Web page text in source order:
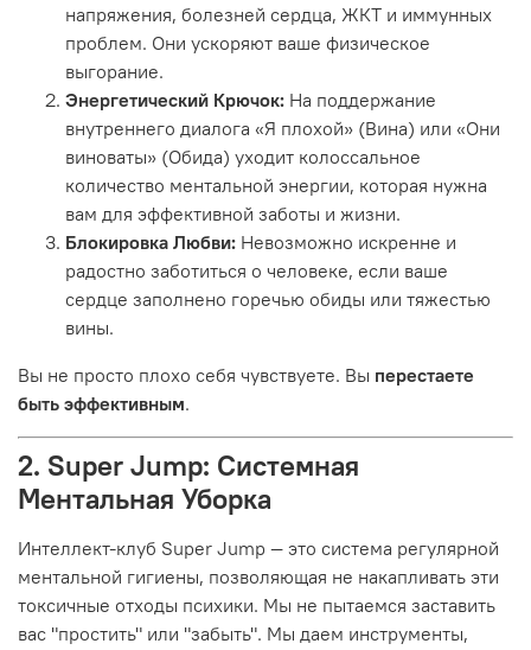
напряжения, болезней сердца, ЖКТ и иммунных
проблем. Они ускоряют ваше физическое
выгорание.
Энергетический Крючок: На поддержание
внутреннего диалога «Я плохой» (Вина) или «Они
виноваты» (Обида) уходит колоссальное
количество ментальной энергии, которая нужна
вам для эффективной заботы и жизни.
Блокировка Любви: Невозможно искренне и
радостно заботиться о человеке, если ваше
сердце заполнено горечью обиды или тяжестью
вины.
Вы не просто плохо себя чувствуете. Вы перестаете
быть эффективным.
2. Super Jump: Системная
Ментальная Уборка
Интеллект-клуб Super Jump — это система регулярной
ментальной гигиены, позволяющая не накапливать эти
токсичные отходы психики. Мы не пытаемся заставить
вас "простить" или "забыть". Мы даем инструменты,